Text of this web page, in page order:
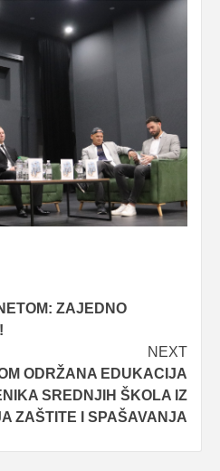
ZAJEDNO
NEXT
ODRŽANA EDUKACIJA
SREDNJIH ŠKOLA IZ
ZAŠTITE I SPAŠAVANJA